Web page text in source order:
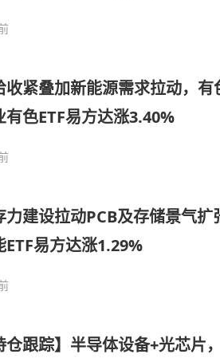
收紧叠加新能源需求拉动，有
有色ETF易方达涨3.40%
力建设拉动PCB及存储景气扩
ETF易方达涨1.29%
仓跟踪】半导体设备+光芯片